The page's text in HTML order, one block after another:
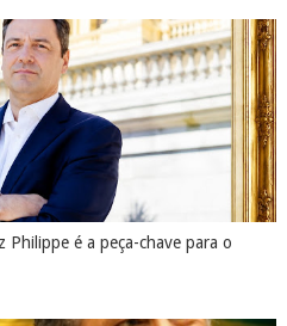
Philippe é a peça-chave para o